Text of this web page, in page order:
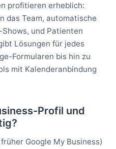
profitieren erheblich:
das Team, automatische
und Patienten
Lösungen für jedes
Formularen bis hin zu
mit Kalenderanbindung
Profil und
Google My Business)